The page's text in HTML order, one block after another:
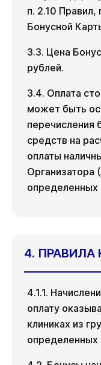
п. 2.10 Правил,
Бонусной
3.3. Цена
рублей.
3.4. Оплата
может быть
перечисления
средств на
оплаты
Организатора
определенных
4.
4.1.1.
оплату
клиниках из
определенных